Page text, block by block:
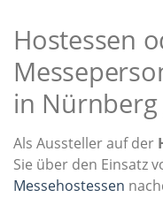
Hostessen
in Nürnberg
Als Aussteller auf der
Sie über den Einsatz
Messehostessen